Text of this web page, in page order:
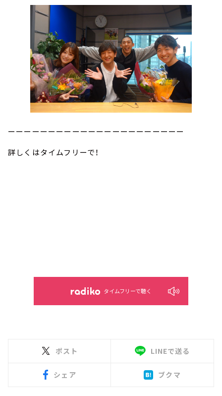
ーーーーーーーーーーーーーーーーーーーーーー
詳しくはタイムフリーで！
タイムフリーで聴く
ポスト LINEで送る
シェア ブクマ